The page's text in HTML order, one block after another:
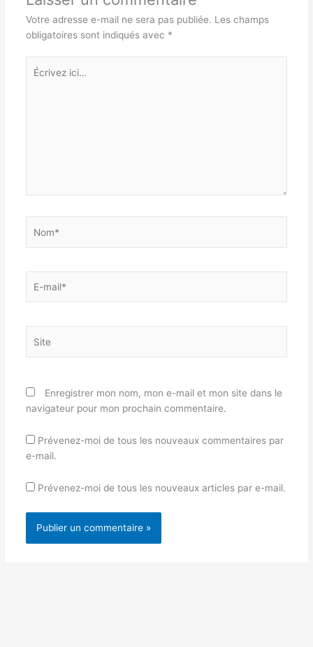
Votre adresse e-mail ne sera pas publiée. Les champs
obligatoires sont indiqués avec *
Écrivez
ici…
mail*
Enregistrer mon nom, mon e-mail et mon site dans le
navigateur pour mon prochain commentaire.
Prévenez-moi de tous les nouveaux commentaires par
e-mail.
Prévenez-moi de tous les nouveaux articles par e-mail.